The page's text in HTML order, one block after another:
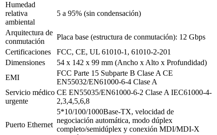
Humedad
relativa
ambiental
5 a 95% (sin condensación)
Arquitectura de
conmutación
Placa base (estructura de conmutación): 12 Gbps
Certificaciones
FCC, CE, UL 61010-1, 61010-2-201
Dimensiones
54 x 142 x 99 mm (Ancho x Alto x Profundidad)
EMI
FCC Parte 15 Subparte B Clase A CE
EN55032/EN61000-6-4 Clase A
Servicio médico
urgente
CE EN55035/EN61000-6-2 Clase A IEC61000-4-
2,3,4,5,6,8
Puerto Ethernet
5*10/100/1000Base-TX, velocidad de
negociación automática, modo dúplex
completo/semidúplex y conexión MDI/MDI-X